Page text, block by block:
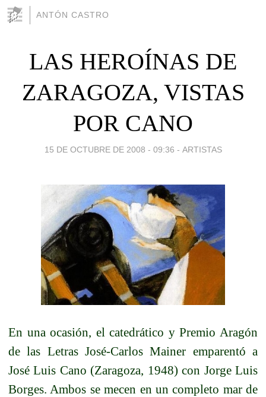
ANTÓN CASTRO
LAS HEROÍNAS DE
ZARAGOZA, VISTAS
POR CANO
15 DE OCTUBRE DE 2008 - 09:36 - ARTISTAS
En una ocasión, el catedrático y Premio Aragón
de las Letras José-Carlos Mainer emparentó a
José Luis Cano (Zaragoza, 1948) con Jorge Luis
Borges. Ambos se mecen en un completo mar de